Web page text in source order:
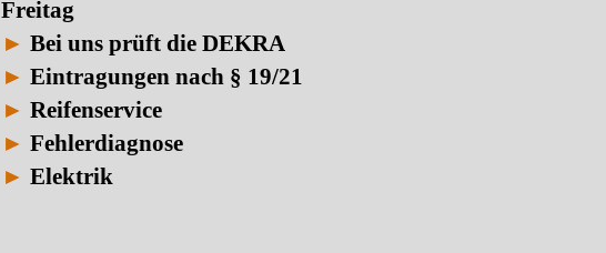
Freitag
► Bei uns prüft die DEKRA
► Eintragungen nach § 19/21
► Reifenservice
► Fehlerdiagnose
► Elektrik